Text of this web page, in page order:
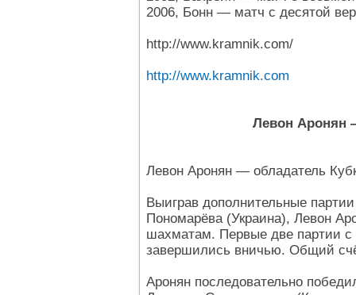
2006, Бонн — матч с десятой
http://www.kramnik.com/
http://www.kramnik.com
Левон Аронян
Левон Аронян — обладатель
Выиграв дополнительные
Пономарёва (Украина), Левон
шахматам. Первые две партии с
завершились вничью. Общий
Аронян последовательно